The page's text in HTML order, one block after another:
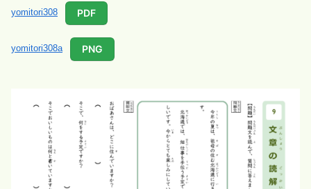
yomitori308 PDF
yomitori308a PNG